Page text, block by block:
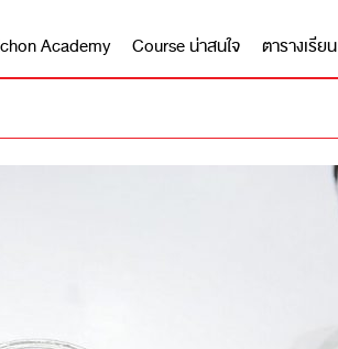
Academy Course น่าสนใจ ตารางเรียน